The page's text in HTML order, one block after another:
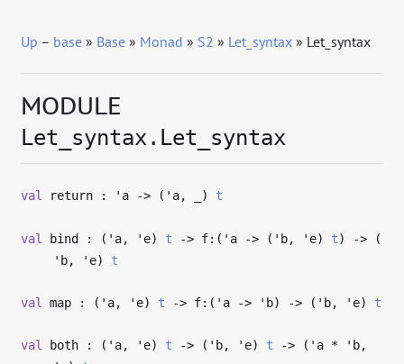
Up – base » Base » Monad » S2 » Let_syntax » Let_syntax
MODULE
Let_syntax.Let_syntax
val return : 'a -> ( 'a, ) t
val bind : ( 'a, 'e) t -> f:( 'a -> ( 'b, 'e) t) -> (
'b, 'e) t
val map : ( 'a, 'e) t -> f:( 'a -> 'b) -> ( 'b, 'e) t
val both : ( 'a, 'e) t -> ( 'b, 'e) t -> ( 'a * 'b,